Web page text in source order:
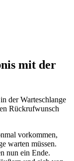
mit der
der Warteschlange
Rückrufwunsch
vorkommen,
warten müssen.
nun ein Ende.